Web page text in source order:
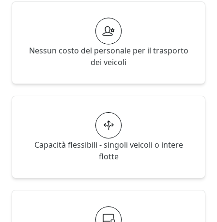
Nessun costo del personale per il trasporto
dei veicoli
Capacità flessibili - singoli veicoli o intere
flotte